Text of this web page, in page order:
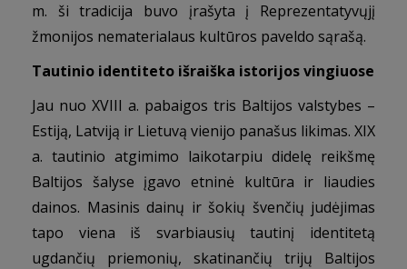
m. ši tradicija buvo įrašyta į Reprezentatyvųjį
žmonijos nematerialaus kultūros paveldo sąrašą.
Tautinio identiteto išraiška istorijos vingiuose
Jau nuo XVIII a. pabaigos tris Baltijos valstybes –
Estiją, Latviją ir Lietuvą vienijo panašus likimas. XIX
a. tautinio atgimimo laikotarpiu didelę reikšmę
Baltijos šalyse įgavo etninė kultūra ir liaudies
dainos. Masinis dainų ir šokių švenčių judėjimas
tapo viena iš svarbiausių tautinį identitetą
ugdančių priemonių, skatinančių trijų Baltijos